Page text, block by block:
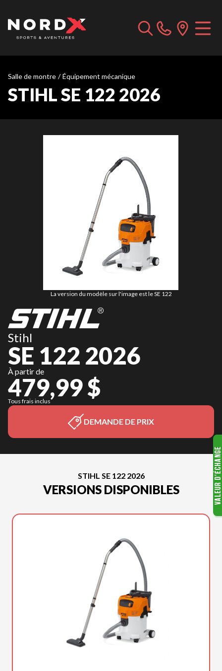
Salle de montre / Équipement mécanique
STIHL SE 122 2026
La version du modèle sur l'image est le SE 122
Stihl
SE 122 2026
À partir de
479,99 $
Tous frais inclus
DEMANDE DE PRIX
STIHL SE 122 2026
VERSIONS DISPONIBLES